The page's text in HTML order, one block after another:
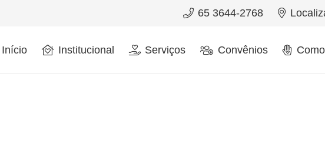
65 3644-2768
Início Institucional Serviços Convênios